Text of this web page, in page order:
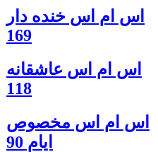
اس ام اس خنده دار
169
اس ام اس عاشقانه
118
اس ام اس مخصوص
ایام 90